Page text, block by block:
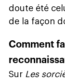
doute été
de la façon
Comment
Sur Les